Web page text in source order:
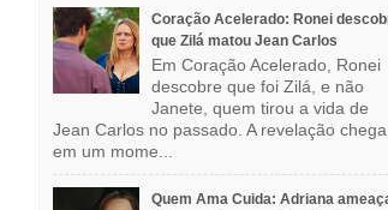
Coração Acelerado: Ronei
que Zilá matou Jean Carlos
Em Coração Acelerado, Ronei
descobre que foi Zilá, e não
Janete, quem tirou a vida de
Jean Carlos no passado. A revelação chega
em um mome...
Quem Ama Cuida: Adriana